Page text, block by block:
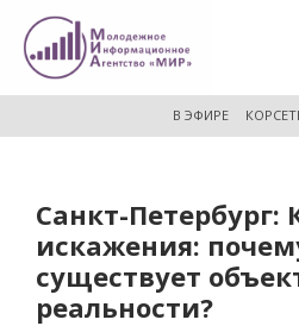
В ЭФИРЕ
Санкт-Петербург:
искажения:
существует
реальности?